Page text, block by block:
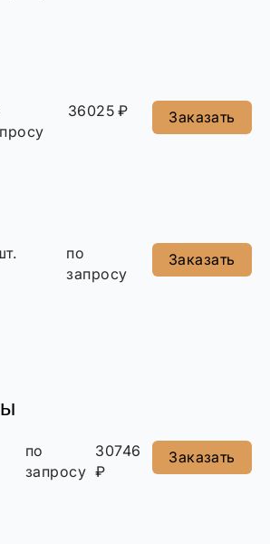
36025 ₽ Заказать
по
запросу
Заказать
по
запросу
30746
₽
Заказать